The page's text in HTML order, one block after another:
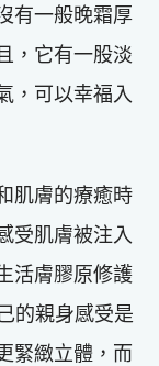
有一般晚霜厚
，它有一股淡
，可以幸福入
肌膚的療癒時
受肌膚被注入
活膚膠原修護
的親身感受是
緊緻立體，而